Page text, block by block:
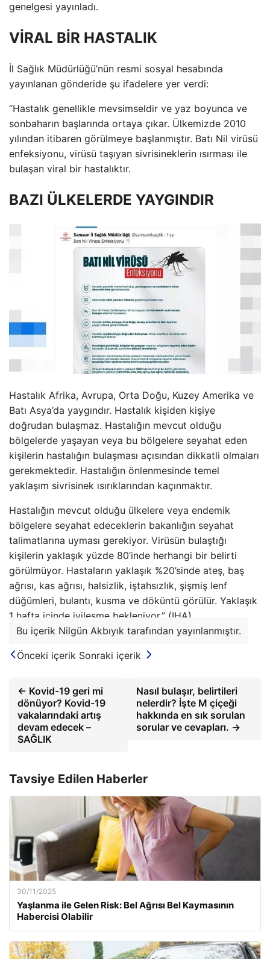
genelgesi yayınladı.
VİRAL BİR HASTALIK
İl Sağlık Müdürlüğü’nün resmi sosyal hesabında
yayınlanan gönderide şu ifadelere yer verdi:
“Hastalık genellikle mevsimseldir ve yaz boyunca ve
sonbaharın başlarında ortaya çıkar. Ülkemizde 2010
yılından itibaren görülmeye başlanmıştır. Batı Nil virüsü
enfeksiyonu, virüsü taşıyan sivrisineklerin ısırması ile
bulaşan viral bir hastalıktır.
BAZI ÜLKELERDE YAYGINDIR
Hastalık Afrika, Avrupa, Orta Doğu, Kuzey Amerika ve
Batı Asya’da yaygındır. Hastalık kişiden kişiye
doğrudan bulaşmaz. Hastalığın mevcut olduğu
bölgelerde yaşayan veya bu bölgelere seyahat eden
kişilerin hastalığın bulaşması açısından dikkatli olmaları
gerekmektedir. Hastalığın önlenmesinde temel
yaklaşım sivrisinek ısırıklarından kaçınmaktır.
Hastalığın mevcut olduğu ülkelere veya endemik
bölgelere seyahat edeceklerin bakanlığın seyahat
talimatlarına uyması gerekiyor. Virüsün bulaştığı
kişilerin yaklaşık yüzde 80’inde herhangi bir belirti
görülmüyor. Hastaların yaklaşık %20’sinde ateş, baş
ağrısı, kas ağrısı, halsizlik, iştahsızlık, şişmiş lenf
düğümleri, bulantı, kusma ve döküntü görülür. Yaklaşık
1 hafta içinde iyileşme bekleniyor.” (IHA)
Bu içerik Nilgün Akbıyık tarafından yayınlanmıştır.
Önceki içerik Sonraki içerik
← Kovid-19 geri mi
dönüyor? Kovid-19
vakalarındaki artış
devam edecek –
SAĞLIK
Nasıl bulaşır, belirtileri
nelerdir? İşte M çiçeği
hakkında en sık sorulan
sorular ve cevapları. →
Tavsiye Edilen Haberler
30/11/2025
Yaşlanma ile Gelen Risk: Bel Ağrısı Bel Kaymasının
Habercisi Olabilir